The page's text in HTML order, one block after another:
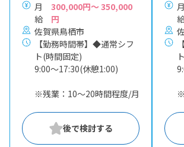
月
給
300,000円～ 350,000
円
佐賀県鳥栖市
【勤務時間帯】◆通常シフ
ト(時間固定)
9:00〜17:30(休憩1:00)
※残業：10〜20時間程度/月
月